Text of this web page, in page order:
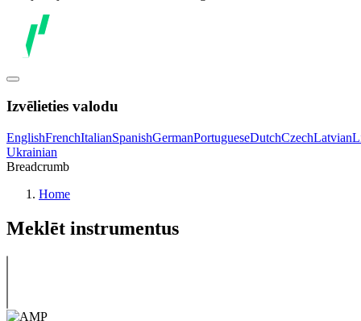
Izvēlieties valodu
EnglishFrenchItalianSpanishGermanPortugueseDutchCzechLatvian
Ukrainian
Breadcrumb
Home
Meklēt instrumentus